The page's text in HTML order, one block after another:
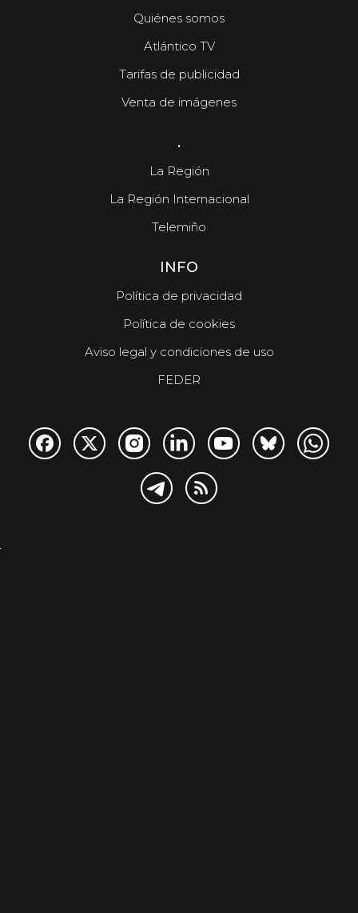
Quiénes somos
Atlántico TV
Tarifas de publicidad
Venta de imágenes
.
La Región
La Región Internacional
Telemiño
INFO
Política de privacidad
Política de cookies
Aviso legal y condiciones de uso
FEDER